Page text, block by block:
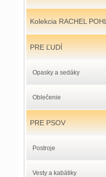
Kolekcia RACHEL POHL
PRE ĽUDÍ
Opasky a sedáky
Oblečenie
PRE PSOV
Postroje
Vesty a kabátiky